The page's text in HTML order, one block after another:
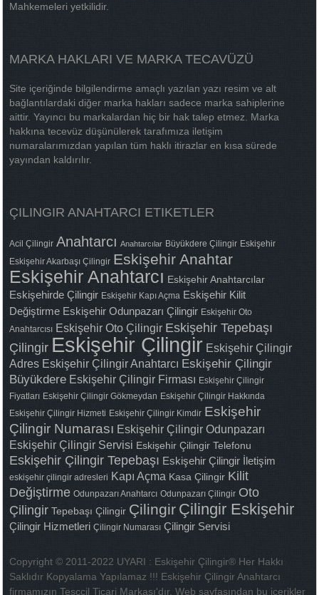
Mahkemeleri yetkilidir.
MARKA HAKLARI VE MARKA TECAVÜZÜ
Site içeriğinde bilgilendirme amaçlı yazılan yazı resim ve alt
bağlantılardaki diğer marka hakları sadece marka sahiplerine
aittir. Yayıncı bu markalardan hiç bir hak talep etmez. Marka
hakkına tecevüz düşünülerek tarafımıza iletişim
numaralarımızdan yapılan tüm haklı itirazlar en kısa sürede
yayından kaldırılır.
ÇILINGIR ANAHTARCI ETIKETLER
Acil Çilingir Anahtarcı Anahtarcılar Büyükdere Çilingir Eskişehir
Eskişehir Akarbaşı Çilingir Eskişehir Anahtar
Eskişehir Anahtarcı Eskişehir Anahtarcılar
Eskişehirde Çilingir Eskişehir Kapı Açma Eskişehir Kilit
Değiştirme Eskişehir Odunpazarı Çilingir Eskişehir Oto
Anahtarcısı Eskişehir Oto Çilingir Eskişehir Tepebaşı
Çilingir Eskişehir Çilingir Eskişehir Çilingir
Adres Eskişehir Çilingir Anahtarcı Eskişehir Çilingir
Büyükdere Eskişehir Çilingir Firması Eskişehir Çilingir
Fiyatları Eskişehir Çilingir Gökmeydan Eskişehir Çilingir Hakkında
Eskişehir Çilingir Hizmeti Eskişehir Çilingir Kimdir Eskişehir
Çilingir Numarası Eskişehir Çilingir Odunpazarı
Eskişehir Çilingir Servisi Eskişehir Çilingir Telefonu
Eskişehir Çilingir Tepebaşı Eskişehir Çilingir İletişim
eskişehir çilingir adresleri Kapı Açma Kasa Çilingir Kilit
Değiştirme Odunpazarı Anahtarcı Odunpazarı Çilingir Oto
Çilingir Tepebaşı Çilingir Çilingir Çilingir Eskişehir
Çilingir Hizmetleri Çilingir Numarası Çilingir Servisi
Copyright © 2011-2022 UYARI : Eskişehir Çilingir® Her Hakkı
Saklıdır Kopyalama Yapılamaz !!! Eskişehir Çilingir Anahtarcı
firmamızın Tesccil Ticari Markası'dır. Web sayfasından bu içerikler